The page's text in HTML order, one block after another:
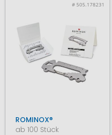
# 505.178231
ROMINOX®
ab 100 Stück